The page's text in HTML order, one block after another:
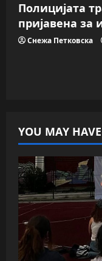
Полицијата
пријавена за
Снежа Петковска
YOU MAY